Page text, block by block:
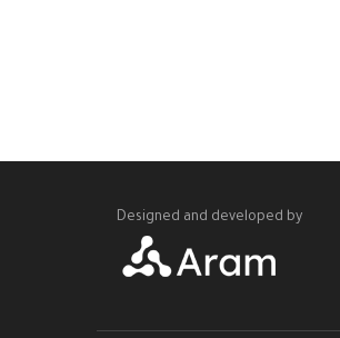
Designed and developed by